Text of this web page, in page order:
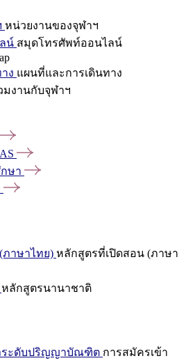
หน่วยงานของจุฬาฯ
น์ สมุดโทรศัพท์ออนไลน์
ง แผนที่และการเดินทาง
มงานกับจุฬาฯ
ษา
าษาไทย) หลักสูตรที่เปิดสอน (ภาษา
หลักสูตรนานาชาติ
ระดับปริญญาบัณฑิต การสมัครเข้า